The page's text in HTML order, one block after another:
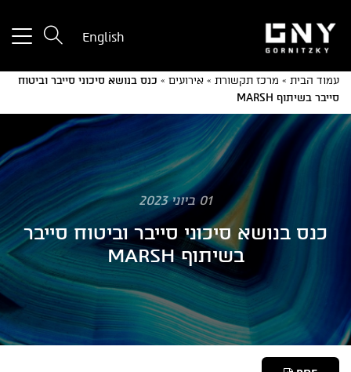
for
English
עמוד הבית » מרכז תקשורת » אירועים » כנס בנושא סיכוני סייבר וביטוח
סייבר בשיתוף MARSH
01 ביוני 2023
כנס בנושא סיכוני סייבר וביטוח סייבר
בשיתוף MARSH